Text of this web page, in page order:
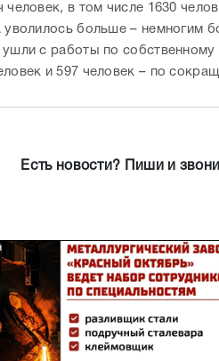
человек, в том числе 1630
уволилось больше – немногим
ушли с работы по
и 597 человек – по
Есть новости? Пиши и